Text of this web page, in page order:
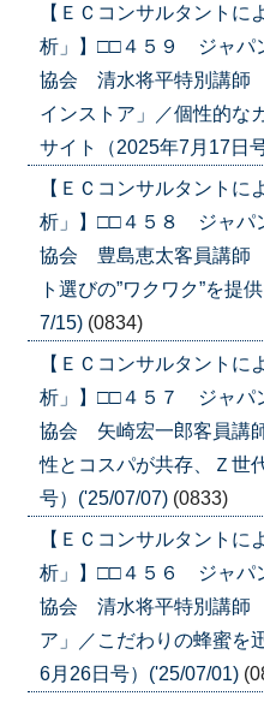
【ＥＣコンサルタントに
析」】□□４５９ ジャパ
協会 清水将平特別講師
インストア」／個性的な
サイト（2025年7月17日
【ＥＣコンサルタントに
析」】□□４５８ ジャパ
協会 豊島恵太客員講師
ト選びの”ワクワク”を提
7/15) (0834)
【ＥＣコンサルタントに
析」】□□４５７ ジャパ
協会 矢崎宏一郎客員講
性とコスパが共存、Ｚ世
号）('25/07/07) (0833)
【ＥＣコンサルタントに
析」】□□４５６ ジャパ
協会 清水将平特別講師
ア」／こだわりの蜂蜜を
6月26日号）('25/07/01)